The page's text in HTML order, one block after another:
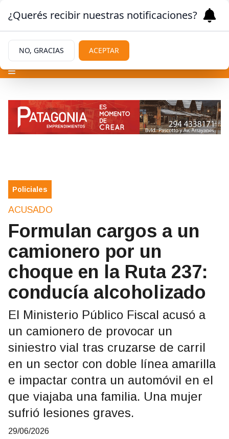
Policiales
ACUSADO
Formulan cargos a un
camionero por un
choque en la Ruta 237:
conducía alcoholizado
El Ministerio Público Fiscal acusó a
un camionero de provocar un
siniestro vial tras cruzarse de carril
en un sector con doble línea amarilla
e impactar contra un automóvil en el
que viajaba una familia. Una mujer
sufrió lesiones graves.
29/06/2026
¿Querés recibir nuestras notificaciones?
NO, GRACIAS ACEPTAR